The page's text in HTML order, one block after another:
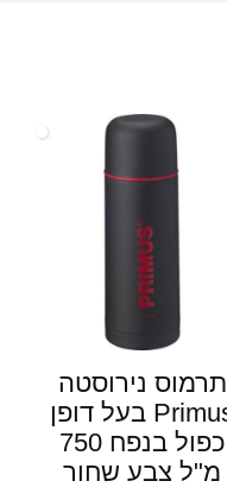
תרמוס נירוסטה
Primus בעל דופן
כפול בנפח 750
מ"ל צבע שחור